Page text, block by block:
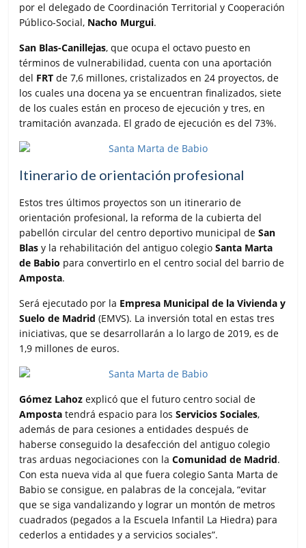
por el delegado de Coordinación Territorial y Cooperación
Público-Social, Nacho Murgui.
San Blas-Canillejas, que ocupa el octavo puesto en
términos de vulnerabilidad, cuenta con una aportación
del FRT de 7,6 millones, cristalizados en 24 proyectos, de
los cuales una docena ya se encuentran finalizados, siete
de los cuales están en proceso de ejecución y tres, en
tramitación avanzada. El grado de ejecución es del 73%.
Itinerario de orientación profesional
Estos tres últimos proyectos son un itinerario de
orientación profesional, la reforma de la cubierta del
pabellón circular del centro deportivo municipal deSan
Blas y la rehabilitación del antiguo colegioSanta Marta
de Babio para convertirlo en el centro social del barrio de
Amposta.
Será ejecutado por la Empresa Municipal de la Vivienda y
Suelo de Madrid (EMVS). La inversión total en estas tres
iniciativas, que se desarrollarán a lo largo de 2019, es de
1,9 millones de euros.
Gómez Lahoz explicó que el futuro centro social de
Amposta tendrá espacio para losServicios Sociales,
además de para cesiones a entidades después de
haberse conseguido la desafección del antiguo colegio
tras arduas negociaciones con laComunidad de Madrid.
Con esta nueva vida al que fuera colegio Santa Marta de
Babio se consigue, en palabras de la concejala, “evitar
que se siga vandalizando y lograr un montón de metros
cuadrados (pegados a la Escuela Infantil La Hiedra) para
cederlos a entidades y a servicios sociales”.